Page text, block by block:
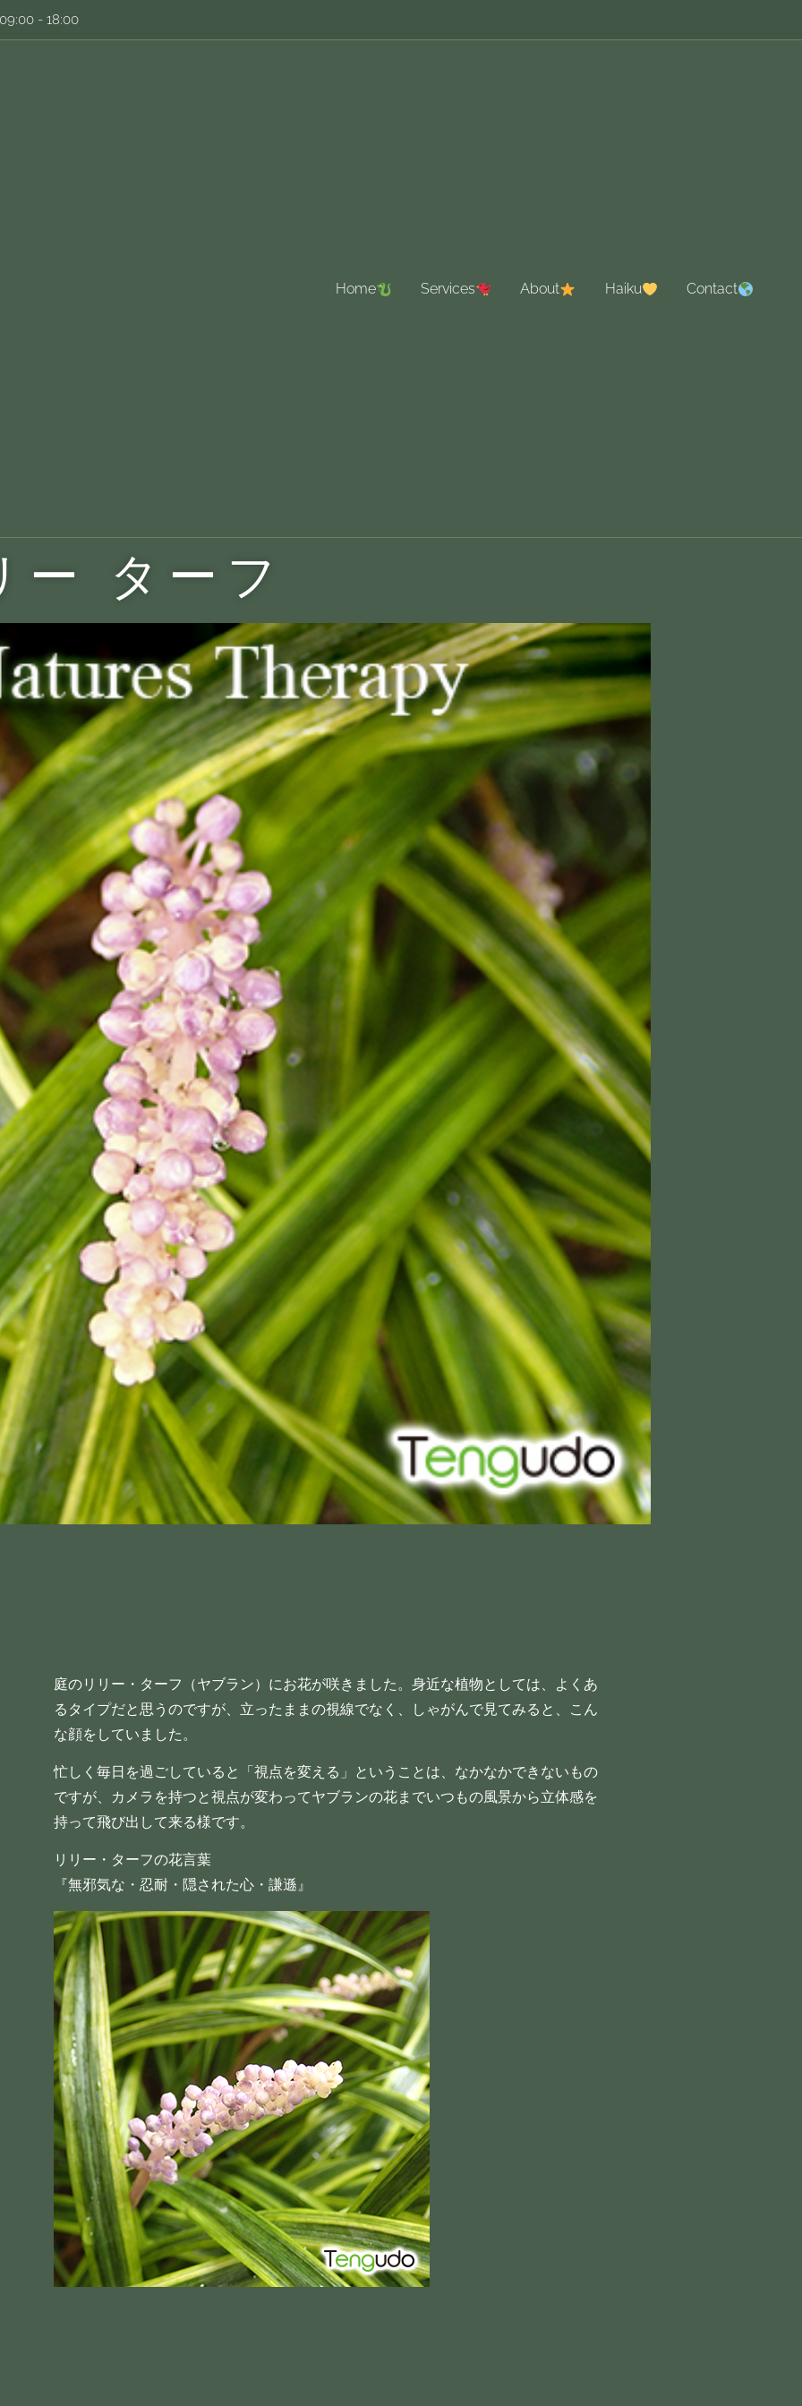
- 18:00
Home Services About Haiku Contact
ターフ
庭のリリー・ターフ（ヤブラン）にお花が咲きました。身近な植物としては、よくあ
るタイプだと思うのですが、立ったままの視線でなく、しゃがんで見てみると、こん
な顔をしていました。
忙しく毎日を過ごしていると「視点を変える」ということは、なかなかできないもの
ですが、カメラを持つと視点が変わってヤブランの花までいつもの風景から立体感を
持って飛び出して来る様です。
リリー・ターフの花言葉
『無邪気な・忍耐・隠された心・謙遜』